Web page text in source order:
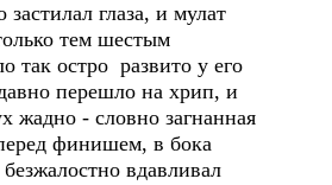
глаза, и мулат
тем шестым
так остро развито у его
перешло на хрип, и
жадно - словно загнанная
финишем, в бока
вдавливал